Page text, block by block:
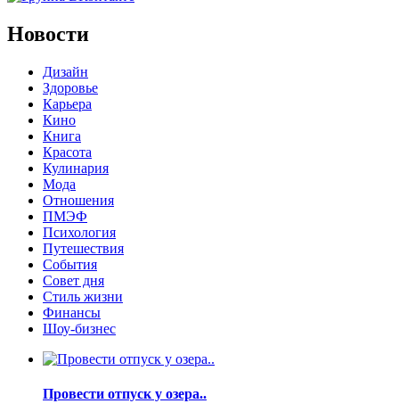
Новости
Дизайн
Здоровье
Карьера
Кино
Книга
Красота
Кулинария
Мода
Отношения
ПМЭФ
Психология
Путешествия
События
Совет дня
Стиль жизни
Финансы
Шоу-бизнес
Провести отпуск у озера..